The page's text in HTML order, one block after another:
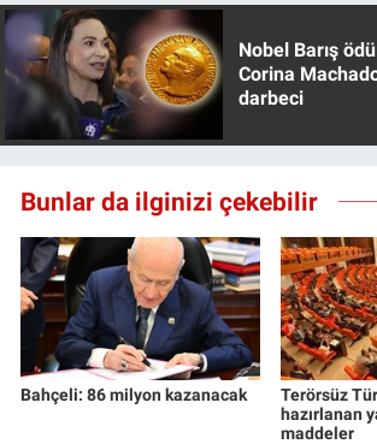
Nobel Barış
Corina
darbeci
Bunlar da ilginizi çekebilir
Bahçeli: 86 milyon kazanacak
Terörsüz
hazırlanan
maddeler